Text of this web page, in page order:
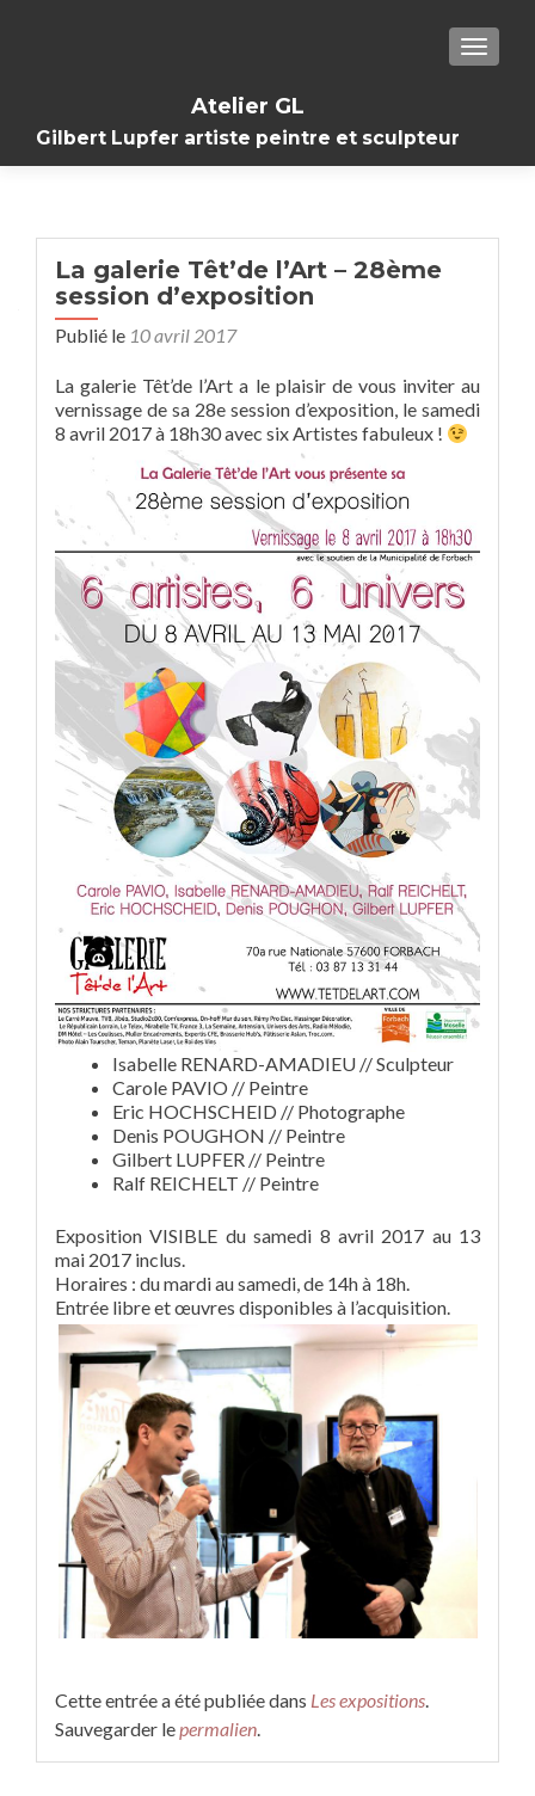
Atelier GL
Gilbert Lupfer artiste peintre et sculpteur
La galerie Têt’de l’Art – 28ème
session d’exposition
Publié le 10 avril 2017
La galerie Têt’de l’Art a le plaisir de vous inviter au
vernissage de sa 28e session d’exposition, le samedi
8 avril 2017 à 18h30 avec six Artistes fabuleux !
Isabelle RENARD-AMADIEU // Sculpteur
Carole PAVIO // Peintre
Eric HOCHSCHEID // Photographe
Denis POUGHON // Peintre
Gilbert LUPFER // Peintre
Ralf REICHELT // Peintre
Exposition VISIBLE du samedi 8 avril 2017 au 13
mai 2017 inclus.
Horaires : du mardi au samedi, de 14h à 18h.
Entrée libre et œuvres disponibles à l’acquisition.
Cette entrée a été publiée dans Les expositions.
Sauvegarder lepermalien.